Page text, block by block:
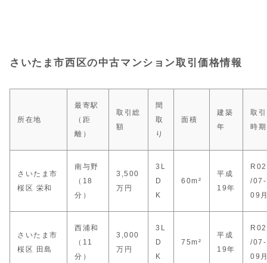
さいたま市西区の中古マンション取引価格情報
所在地
最寄駅
（距
離）
取引総
額
間
取
り
面積
建築
年
取引
時期
さいたま市
桜区 栄和
南与野
（18
分）
3,500
万円
3L
D
K
60m²
平成
19年
R02
/07-
09
さいたま市
桜区 田島
西浦和
（11
分）
3,000
万円
3L
D
K
75m²
平成
19年
R02
/07-
09